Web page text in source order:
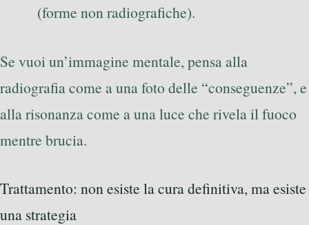
(forme non radiografiche).
Se vuoi un’immagine mentale, pensa alla
radiografia come a una foto delle “conseguenze”, e
alla risonanza come a una luce che rivela il fuoco
mentre brucia.
Trattamento: non esiste la cura definitiva, ma esiste
una strategia